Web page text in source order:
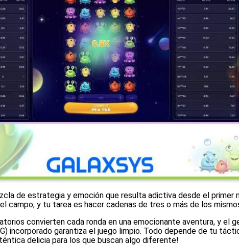
de estrategia y emoción que resulta adictiva desde el primer
campo, y tu tarea es hacer cadenas de tres o más de los
convierten cada ronda en una emocionante aventura, y el
incorporado garantiza el juego limpio. Todo depende de tu
delicia para los que buscan algo diferente!